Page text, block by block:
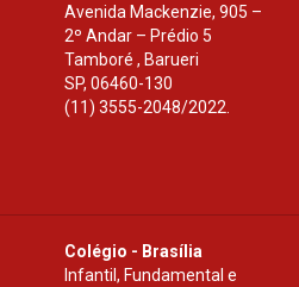
Avenida Mackenzie, 905 –
2º Andar – Prédio 5
Tamboré , Barueri
SP, 06460-130
(11) 3555-2048/2022.
Colégio - Brasília
Infantil, Fundamental e